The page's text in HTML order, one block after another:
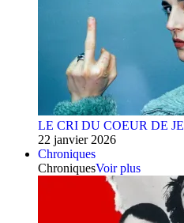
LE CRI DU COEUR DE
22 janvier 2026
Chroniques
ChroniquesVoir plus